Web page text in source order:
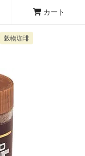
カート
穀物珈琲